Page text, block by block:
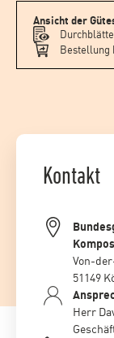
Ansicht der
Bestellung
Kontakt
Von-
51149
Herr